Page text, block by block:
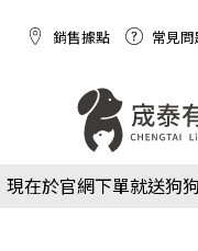
銷售據點 常見問
現在於官網下單就送狗